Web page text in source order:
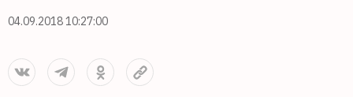
04.09.2018 10:27:00